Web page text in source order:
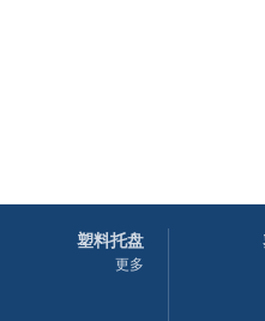
塑料托盘
更多